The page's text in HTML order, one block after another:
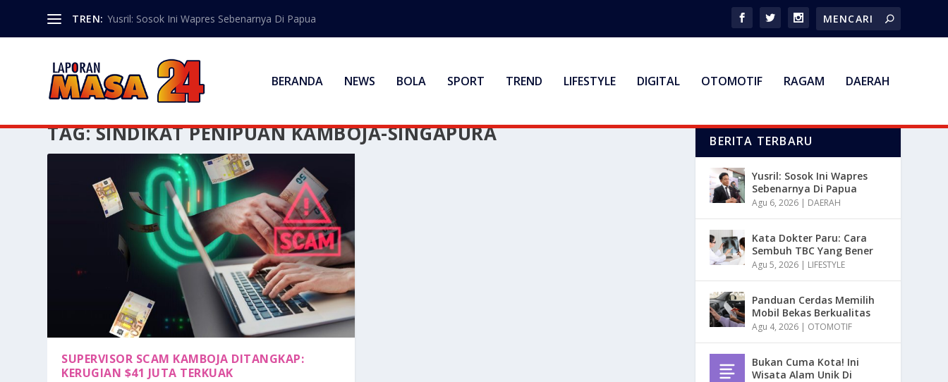
TREN: Yusril: Sosok Ini Wapres Sebenarnya Di Papua
BERANDA NEWS BOLA SPORT TREND LIFESTYLE DIGITAL OTOMOTIF RAGAM DAERAH
TAG:SINDIKAT PENIPUAN KAMBOJA-SINGAPURA
SUPERVISOR SCAM KAMBOJA DITANGKAP:
KERUGIAN $41 JUTA TERKUAK
BERITA TERBARU
Yusril: Sosok Ini Wapres
Sebenarnya Di Papua
Agu 6, 2026 | DAERAH
Kata Dokter Paru: Cara
Sembuh TBC Yang Bener
Agu 5, 2026 | LIFESTYLE
Panduan Cerdas Memilih
Mobil Bekas Berkualitas
Agu 4, 2026 | OTOMOTIF
Bukan Cuma Kota! Ini
Wisata Alam Unik Di